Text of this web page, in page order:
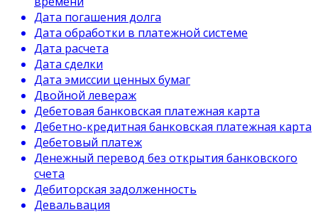
Дата погашения долга
Дата обработки в платежной системе
Дата расчета
Дата сделки
Дата эмиссии ценных бумаг
Двойной левераж
Дебетовая банковская платежная карта
Дебетно-кредитная банковская платежная карта
Дебетовый платеж
Денежный перевод без открытия банковского
счета
Дебиторская задолженность
Девальвация